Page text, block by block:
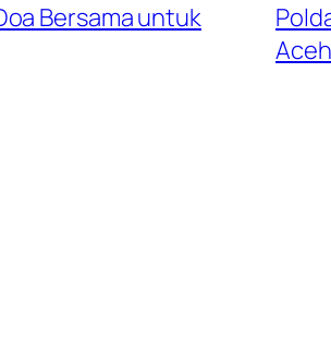
Bersama untuk